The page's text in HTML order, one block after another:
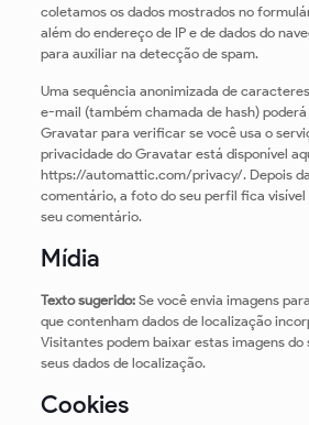
coletamos os dados mostrados no
além do endereço de IP e de dados do
para auxiliar na detecção de spam.
Uma sequência anonimizada de
e-mail (também chamada de hash)
Gravatar para verificar se você usa o
privacidade do Gravatar está disponível
https://automattic.com/privacy/. Depois
comentário, a foto do seu perfil fica
seu comentário.
Mídia
Texto sugerido: Se você envia imagens
que contenham dados de localização
Visitantes podem baixar estas imagens
seus dados de localização.
Cookies